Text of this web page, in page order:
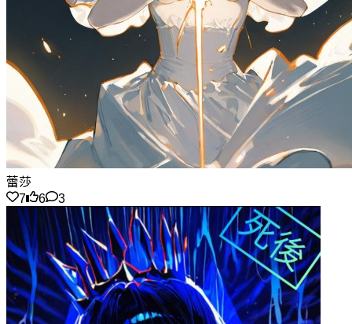
蕾莎
7
6 3